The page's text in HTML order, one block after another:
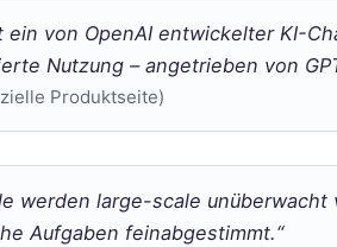
ein von OpenAI entwickelter KI-
Nutzung – angetrieben von
Produktseite)
werden large-scale
Aufgaben feinabgestimmt.“